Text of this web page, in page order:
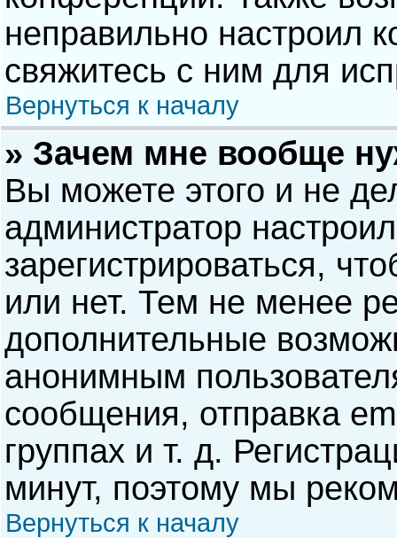
неправильно настроил
свяжитесь с ним для
Вернуться к началу
» Зачем мне вообще
Вы можете этого и не
администратор
зарегистрироваться,
или нет. Тем не менее
дополнительные
анонимным
сообщения, отправка
группах и т. д.
минут, поэтому мы
Вернуться к началу